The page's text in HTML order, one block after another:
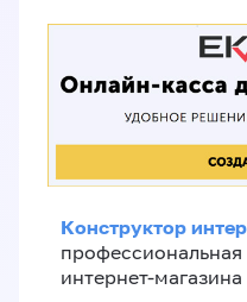
Конструктор
интернет-магазина